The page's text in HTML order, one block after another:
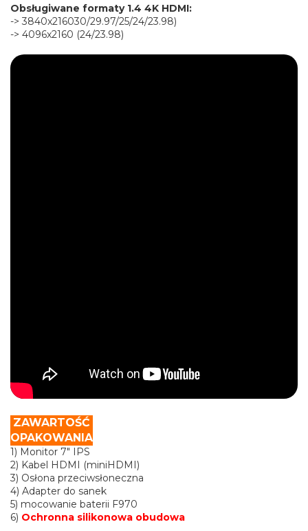
Obsługiwane formaty 1.4 4K HDMI:
-> 3840x216030/29.97/25/24/23.98)
-> 4096x2160 (24/23.98)
ZAWARTOŚĆ
OPAKOWANIA
1) Monitor 7" IPS
2) Kabel HDMI (miniHDMI)
3) Osłona przeciwsłoneczna
4) Adapter do sanek
5) mocowanie baterii F970
6) Ochronna silikonowa obudowa